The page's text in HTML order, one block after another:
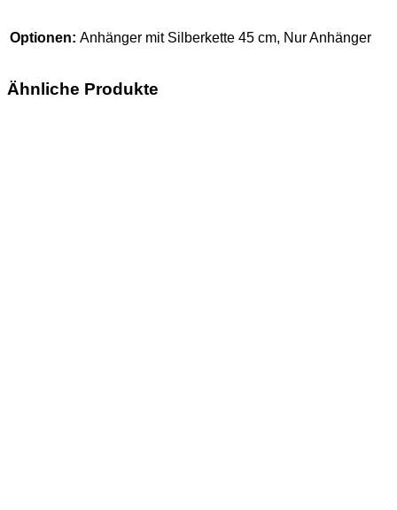
Optionen: Anhänger mit Silberkette 45 cm, Nur Anhänger
Ähnliche Produkte